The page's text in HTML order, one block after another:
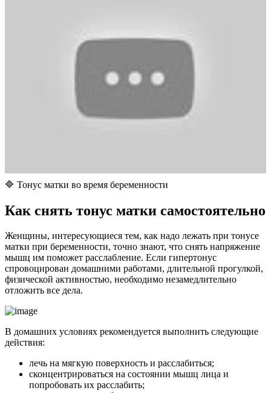
🔷 Тонус матки во время беременности
Как снять тонус матки самостоятельно
Женщины, интересующиеся тем, как надо лежать при тонусе
матки при беременности, точно знают, что снять напряжение
мышц им поможет расслабление. Если гипертонус
спровоцирован домашними работами, длительной прогулкой,
физической активностью, необходимо незамедлительно
отложить все дела.
В домашних условиях рекомендуется выполнить следующие
действия:
лечь на мягкую поверхность и расслабиться;
сконцентрироваться на состоянии мышц лица и
попробовать их расслабить;